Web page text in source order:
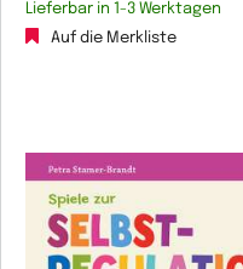
Lieferbar in 1-3 Werktagen
Auf die Merkliste